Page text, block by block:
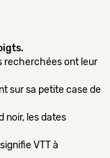
recherchées ont leur
sur sa petite case de
noir, les dates
VTT à